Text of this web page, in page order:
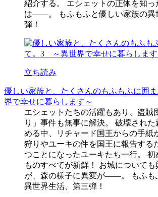
紹介する。 エシェットの正体を知っ
は――。 もふもふと優しい家族の異
弾！
立ち読み
優しい家族と、たくさんのもふもふに囲
界で幸せに暮らします～
エシェットたちの活躍もあり、盗賊
り」事件も無事に解決。 破壊され
める中、リチャード国王からの手紙
狩りやユーキの件を国王に報告する
つことになったユーキたち一行。 初
ものすべてが新鮮！ お城について
が、森の様子に異変が――。 もふも
異世界生活、第三弾！